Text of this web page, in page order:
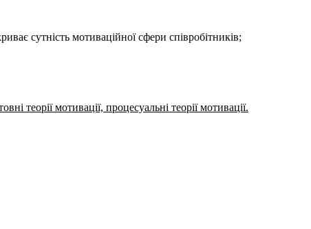
сутність мотиваційної сфери співробітників;
теорії мотивації, процесуальні теорії мотивації.